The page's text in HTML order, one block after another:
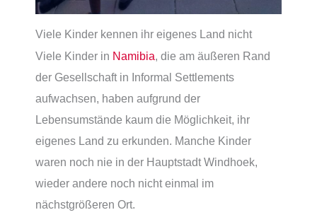
Viele Kinder kennen ihr eigenes Land nicht
Viele Kinder in Namibia, die am äußeren Rand
der Gesellschaft in Informal Settlements
aufwachsen, haben aufgrund der
Lebensumstände kaum die Möglichkeit, ihr
eigenes Land zu erkunden. Manche Kinder
waren noch nie in der Hauptstadt Windhoek,
wieder andere noch nicht einmal im
nächstgrößeren Ort.